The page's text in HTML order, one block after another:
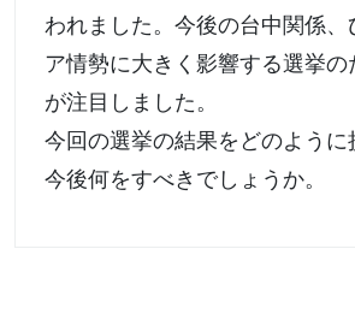
われました。今後の台中関係、
ア情勢に大きく影響する選挙の
が注目しました。
今回の選挙の結果をどのように
今後何をすべきでしょうか。